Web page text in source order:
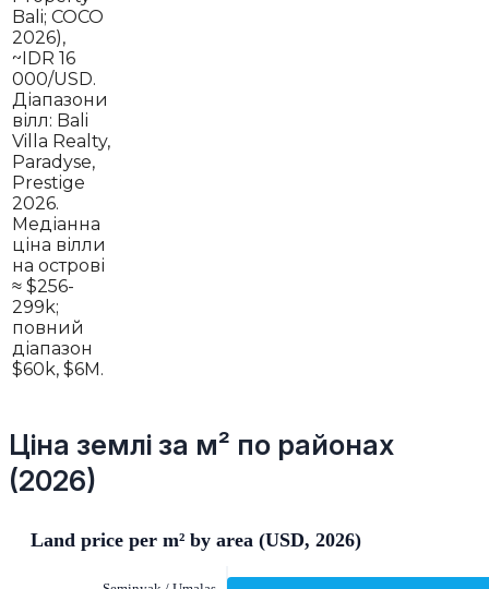
Bali; COCO
2026),
~IDR 16
000/USD.
Діапазони
вілл: Bali
Villa Realty,
Paradyse,
Prestige
2026.
Медіанна
ціна вілли
на острові
≈ $256-
299k;
повний
діапазон
$60k, $6M.
Ціна землі за м² по районах
(2026)